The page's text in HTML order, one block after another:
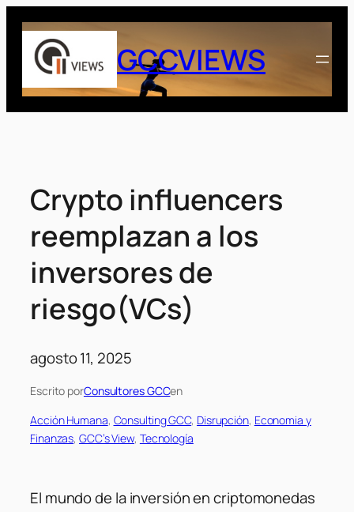
Saltar
contenido
GCCVIEWS
Crypto influencers
reemplazan a los
inversores de
riesgo(VCs)
agosto 11, 2025
Escrito porConsultores GCCen
Acción Humana, Consulting GCC, Disrupción, Economia y
Finanzas, GCC’s View, Tecnología
El mundo de la inversión en criptomonedas